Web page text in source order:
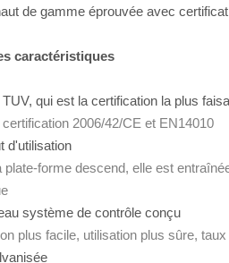
de gamme éprouvée avec
caractéristiques
qui est la certification la plus
2006/42/CE et EN14010
d'utilisation
plate-forme descend, elle est
système de contrôle conçu
plus facile, utilisation plus sûre,